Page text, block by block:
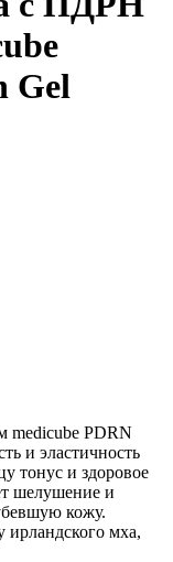
Gel
medicube PDRN
и эластичность
тонус и здоровое
шелушение и
кожу.
мха,